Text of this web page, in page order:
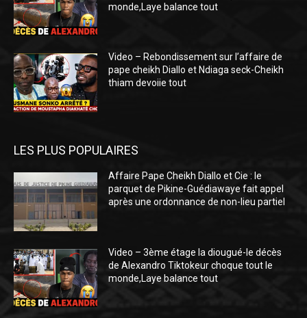
monde,Laye balance tout
Video – Rebondissement sur l’affaire de
pape cheikh Diallo et Ndiaga seck-Cheikh
thiam devoiie tout
LES PLUS POPULAIRES
Affaire Pape Cheikh Diallo et Cie : le
parquet de Pikine-Guédiawaye fait appel
après une ordonnance de non-lieu partiel
Video – 3ème étage la diougué-le décès
de Alexandro Tiktokeur choque tout le
monde,Laye balance tout